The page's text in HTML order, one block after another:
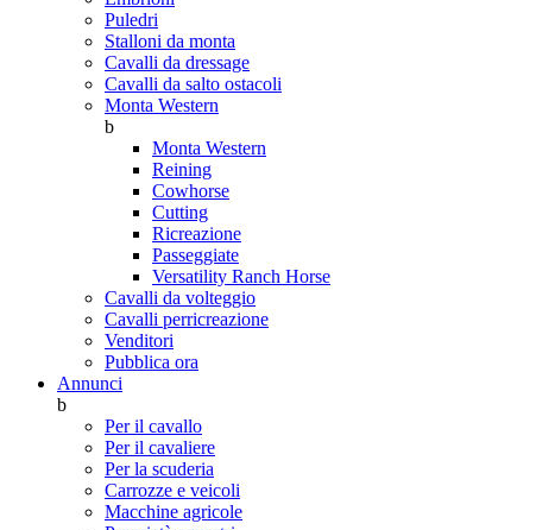
Puledri
Stalloni da monta
Cavalli da dressage
Cavalli da salto ostacoli
Monta Western
b
Monta Western
Reining
Cowhorse
Cutting
Ricreazione
Passeggiate
Versatility Ranch Horse
Cavalli da volteggio
Cavalli perricreazione
Venditori
Pubblica ora
Annunci
b
Per il cavallo
Per il cavaliere
Per la scuderia
Carrozze e veicoli
Macchine agricole